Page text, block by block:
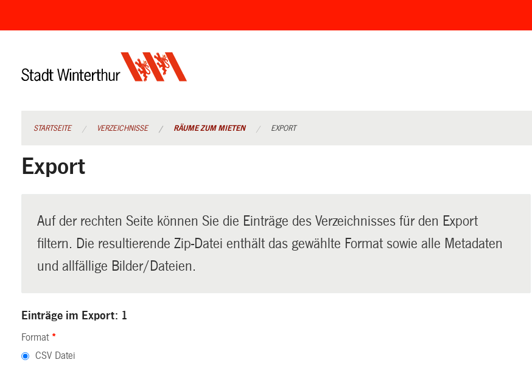
überspringen
STARTSEITE VERZEICHNISSE RÄUME ZUM MIETEN EXPORT
Export
Auf der rechten Seite können Sie die Einträge des Verzeichnisses für den Export
filtern. Die resultierende Zip-Datei enthält das gewählte Format sowie alle Metadaten
und allfällige Bilder/Dateien.
Einträge im Export: 1
Format *
CSV Datei